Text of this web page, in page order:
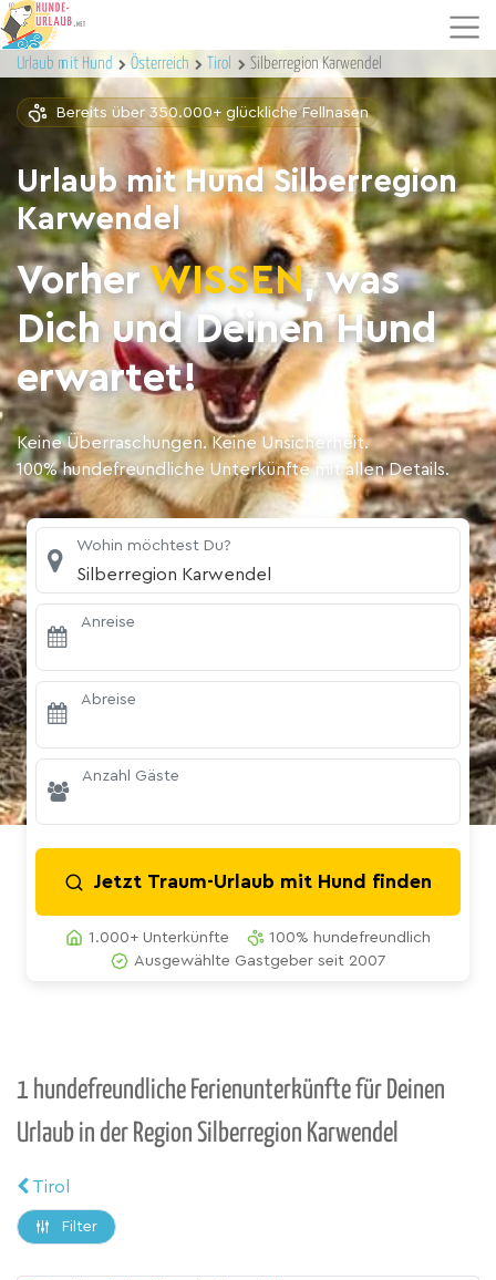
Urlaub mit Hund Österreich Tirol Silberregion Karwendel
Bereits über 350.000+ glückliche Fellnasen
Urlaub mit Hund Silberregion
Karwendel
VorherWISSEN, was
Dich und Deinen Hund
erwartet!
Keine Überraschungen. Keine Unsicherheit.
100% hundefreundliche Unterkünfte mit allen Details.
Wohin möchtest Du?
Silberregion Karwendel
Anreise
Abreise
Anzahl Gäste
Jetzt Traum-Urlaub mit Hund finden
1.000+ Unterkünfte
100% hundefreundlich
Ausgewählte Gastgeber seit 2007
1 hundefreundliche Ferienunterkünfte für Deinen
Urlaub in der Region Silberregion Karwendel
Tirol
Filter